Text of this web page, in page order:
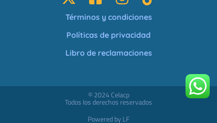
Términos y condiciones
Políticas de privacidad
Libro de reclamaciones
© 2024 Celacp
Todos los derechos reservados
Powered by LF